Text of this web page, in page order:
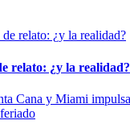
relato: ¿y la realidad?